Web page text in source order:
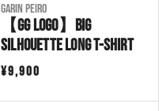
Garin Peiro
【GG LOGO】Big
Silhouette Long T-shirt
¥9,900